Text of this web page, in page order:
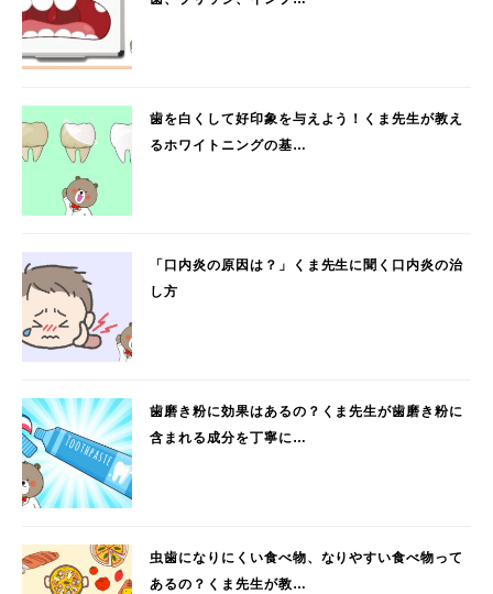
歯を白くして好印象を与えよう！くま先生が教え
るホワイトニングの基…
「口内炎の原因は？」くま先生に聞く口内炎の治
し方
歯磨き粉に効果はあるの？くま先生が歯磨き粉に
含まれる成分を丁寧に…
虫歯になりにくい食べ物、なりやすい食べ物って
あるの？くま先生が教…